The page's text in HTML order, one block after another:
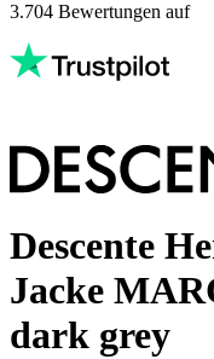
3.704 Bewertungen auf
Descente
Jacke
dark grey